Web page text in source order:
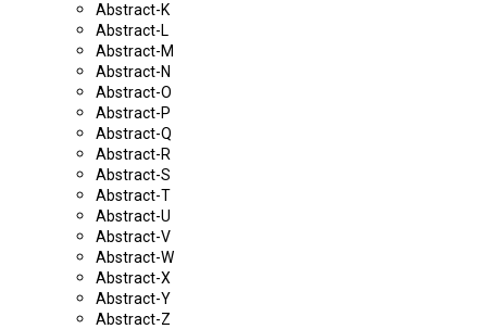
Abstract-K
Abstract-L
Abstract-M
Abstract-N
Abstract-O
Abstract-P
Abstract-Q
Abstract-R
Abstract-S
Abstract-T
Abstract-U
Abstract-V
Abstract-W
Abstract-X
Abstract-Y
Abstract-Z